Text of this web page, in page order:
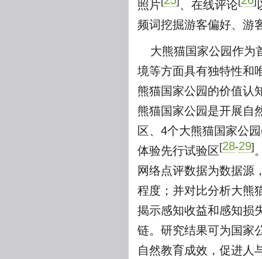
照片
、在线评论
频词挖掘游客偏好、游
大熊猫国家公园作为
境等方面具有独特性和
熊猫国家公园的价值认
熊猫国家公园是开展自
区、4个大熊猫国家公
体验先行试验区[28-29]
网络点评数据为数据源
程度；并对比分析大熊
揭示感知收益和感知损
链。研究结果可为国家
自然教育成效，促进人